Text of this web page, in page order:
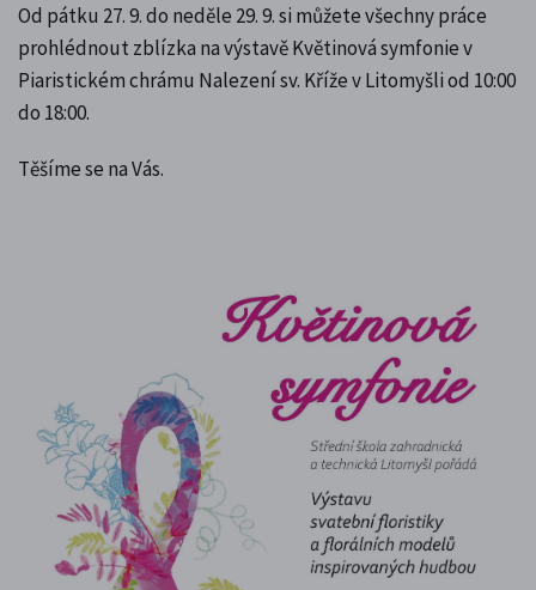
Od pátku 27. 9. do neděle 29. 9. si můžete všechny práce
prohlédnout zblízka na výstavě Květinová symfonie v
Piaristickém chrámu Nalezení sv. Kříže v Litomyšli od 10:00
do 18:00.
Těšíme se na Vás.